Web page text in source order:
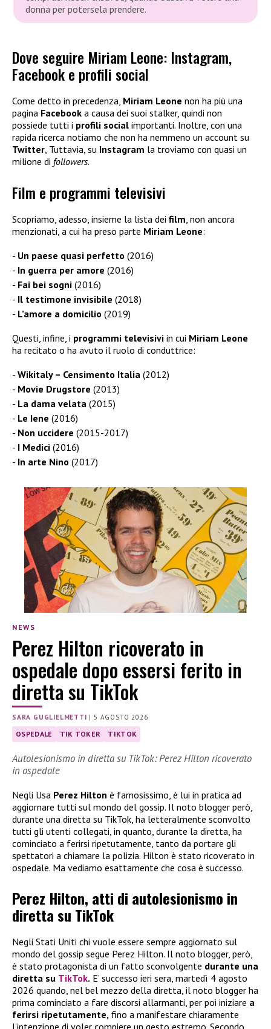
donna per potersela prendere.
Dove seguire Miriam Leone: Instagram,
Facebook e profili social
Come detto in precedenza, Miriam Leone non ha più una
pagina Facebook a causa dei suoi stalker, quindi non
possiede tutti i profili social importanti. Inoltre, con una
rapida ricerca notiamo che non ha nemmeno un account su
Twitter, Tuttavia, su Instagram la troviamo con quasi un
milione di followers.
Film e programmi televisivi
Scopriamo, adesso, insieme la lista dei film , non ancora
menzionati, a cui ha preso parte Miriam Leone:
Un paese quasi perfetto (2016)
In guerra per amore (2016)
Fai bei sogni (2016)
Il testimone invisibile (2018)
L’amore a domicilio (2019)
Questi, infine, i programmi televisivi in cui Miriam Leone
ha recitato o ha avuto il ruolo di conduttrice:
Wikitaly – Censimento Italia (2012)
Movie Drugstore (2013)
La dama velata (2015)
Le Iene (2016)
Non uccidere (2015-2017)
I Medici (2016)
In arte Nino (2017)
NEWS
Perez Hilton ricoverato in
ospedale dopo essersi ferito in
diretta su TikTok
SARA GUGLIELMETTI |5 AGOSTO 2026
OSPEDALE TIK TOKER TIKTOK
Autolesionismo in diretta su TikTok: Perez Hilton ricoverato
in ospedale
Negli Usa Perez Hilton è famosissimo, è lui in pratica ad
aggiornare tutti sul mondo del gossip. Il noto blogger però,
durante una diretta su TikTok, ha letteralmente sconvolto
tutti gli utenti collegati, in quanto, durante la diretta, ha
cominciato a ferirsi ripetutamente, tanto da portare gli
spettatori a chiamare la polizia. Hilton è stato ricoverato in
ospedale. Ma vediamo esattamente che cosa è successo.
Perez Hilton, atti di autolesionismo in
diretta su TikTok
Negli Stati Uniti chi vuole essere sempre aggiornato sul
mondo del gossip segue Perez Hilton. Il noto blogger, però,
è stato protagonista di un fatto sconvolgente durante una
diretta su TikTok. E’ successo ieri sera, martedì 4 agosto
2026 quando, nel bel mezzo della diretta, il noto blogger ha
prima cominciato a fare discorsi allarmanti, per poi iniziare a
ferirsi ripetutamente, fino a manifestare chiaramente